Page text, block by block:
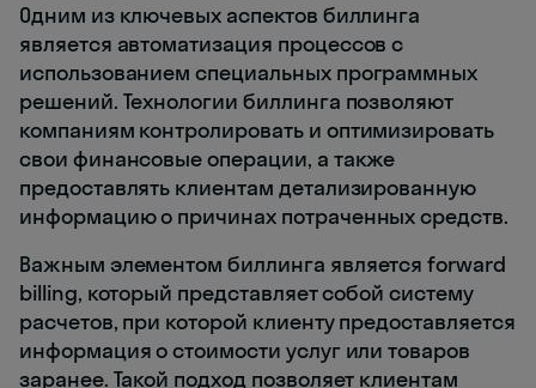
Одним из ключевых аспектов биллинга
является автоматизация процессов с
использованием специальных программных
решений. Технологии биллинга позволяют
компаниям контролировать и оптимизировать
свои финансовые операции, а также
предоставлять клиентам детализированную
информацию о причинах потраченных средств.
Важным элементом биллинга является forward
billing, который представляет собой систему
расчетов, при которой клиенту предоставляется
информация о стоимости услуг или товаров
заранее. Такой подход позволяет клиентам